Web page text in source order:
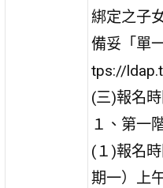
綁定之子
備妥「單
tps://
(三)報名時
１、第一
(１)報名
期一）上